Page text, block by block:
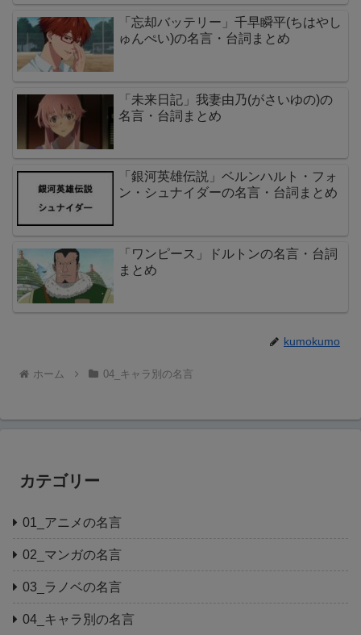
「忘却バッテリー」千早瞬平(ちはやし
ゅんぺい)の名言・台詞まとめ
「未来日記」我妻由乃(がさいゆの)の
名言・台詞まとめ
「銀河英雄伝説」ベルンハルト・フォ
ン・シュナイダーの名言・台詞まとめ
「ワンピース」ドルトンの名言・台詞
まとめ
kumokumo
ホーム 04_キャラ別の名言
カテゴリー
01_アニメの名言
02_マンガの名言
03_ラノベの名言
04_キャラ別の名言